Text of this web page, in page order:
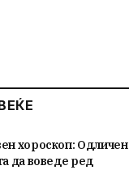
хороскоп: Одличен
да воведе ред